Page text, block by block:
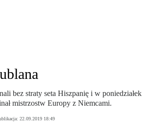
bez straty seta Hiszpanię i w poniedziałek
mistrzostw Europy z Niemcami.
22.09.2019 18:49